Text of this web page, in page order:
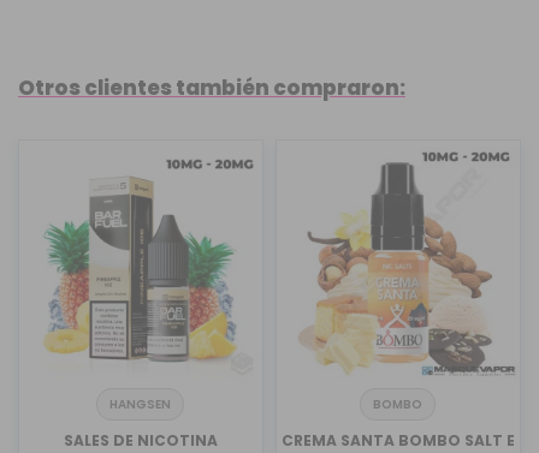
Otros clientes también compraron:
HANGSEN
SALES DE NICOTINA
BOMBO
CREMA SANTA BOMBO SALT E